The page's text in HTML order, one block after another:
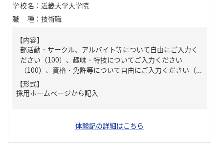
学校名 ： 近畿大学大学院
職種 ： 技術職
【内容】
部活動・サークル、アルバイト等について自由にご入力く
ださい（100）、趣味・特技についてご入力ください
（100）、資格・免許等について自由にご入力ください（...
【形式】
採用ホームページから記入
体験記の詳細はこちら